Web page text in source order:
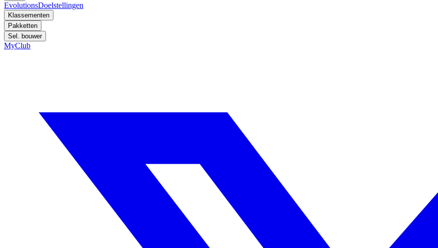
EvolutionsDoelstellingen
Klassementen
Pakketten
Sel. bouwer
MyClub